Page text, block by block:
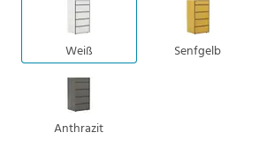
Weiß Senfgelb
Anthrazit